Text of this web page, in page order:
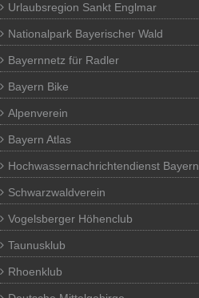
Urlaubsregion Sankt Englmar
Nationalpark Bayerischer Wald
Bayernnetz für Radler
Bayern Bike
Alpenverein
Bayern Atlas
Hochwassernachrichtendienst Bayern
Schwarzwaldverein
Vogelsberger Höhenclub
Taunusklub
Rhoenklub